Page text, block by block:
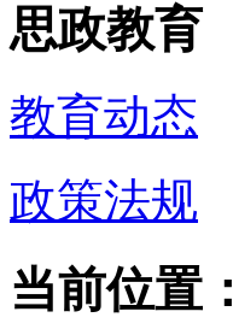
思政教育
教育动态
政策法规
当前位置：